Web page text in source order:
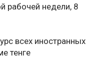
рабочей недели, 8